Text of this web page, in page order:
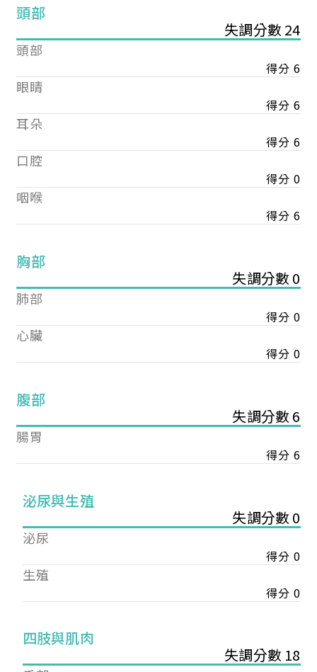
頭部
失調分數 24
頭部
得分 6
眼睛
得分 6
耳朵
得分 6
口腔
得分 0
咽喉
得分 6
胸部
失調分數 0
肺部
得分 0
心臟
得分 0
腹部
失調分數 6
腸胃
得分 6
泌尿與生殖
失調分數 0
泌尿
得分 0
生殖
得分 0
四肢與肌肉
失調分數 18
您已成功送出會員申請
您好，您的會員申請，已成功送出，經本協會理事